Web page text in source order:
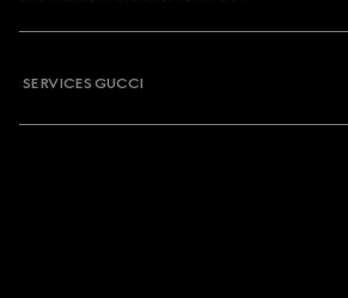
SERVICES GUCCI